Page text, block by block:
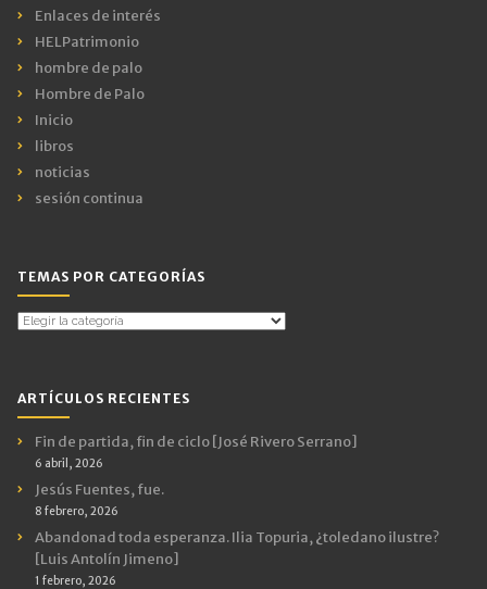
Enlaces de interés
HELPatrimonio
hombre de palo
Hombre de Palo
Inicio
libros
noticias
sesión continua
TEMAS POR CATEGORÍAS
Temas
ARTÍCULOS RECIENTES
Fin de partida, fin de ciclo [José Rivero Serrano]
6 abril, 2026
Jesús Fuentes, fue.
8 febrero, 2026
Abandonad toda esperanza. Ilia Topuria, ¿toledano ilustre?
[Luis Antolín Jimeno]
1 febrero, 2026